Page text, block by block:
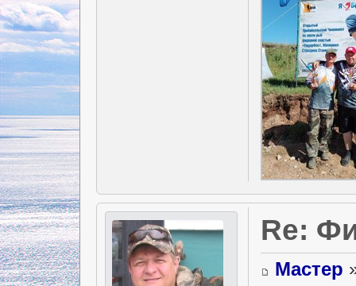
Re:
Мастер